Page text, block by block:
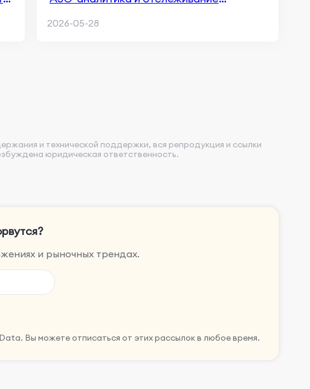
2026-05-28
и технической поддержки, вся репродукция и ссылки
юридическая ответственность.
и рыночных трендах.
Вы можете отписаться от этих рассылок в любое время.